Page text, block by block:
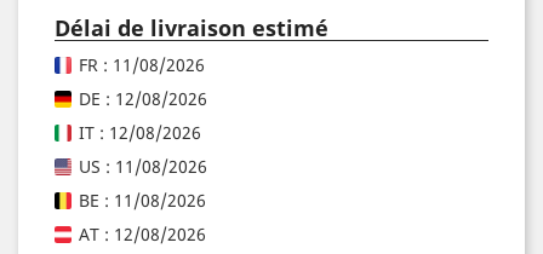
Délai de livraison estimé
FR : 11/08/2026
DE : 12/08/2026
IT : 12/08/2026
US : 11/08/2026
BE : 11/08/2026
AT : 12/08/2026